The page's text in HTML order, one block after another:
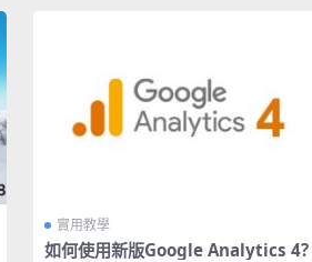
實用教學
如何使用新版Google Analytics 4?